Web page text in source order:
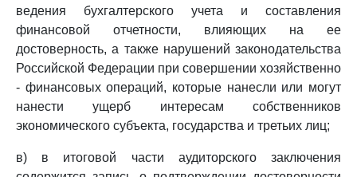
ведения бухгалтерского учета и составления
финансовой отчетности, влияющих на ее
достоверность, а также нарушений законодательства
Российской Федерации при совершении хозяйственно
- финансовых операций, которые нанесли или могут
нанести ущерб интересам собственников
экономического субъекта, государства и третьих лиц;
в) в итоговой части аудиторского заключения